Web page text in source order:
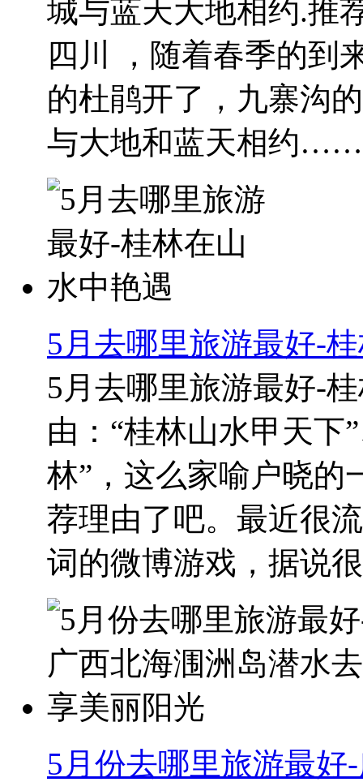
城与蓝天大地相约.推
四川 ，随着春季的到
的杜鹃开了，九寨沟
与大地和蓝天相约
5月去哪里旅游最好-
5月去哪里旅游最好-
由：“桂林山水甲天下
林”，这么家喻户晓的
荐理由了吧。最近很
词的微博游戏，据说
5月份去哪里旅游最好